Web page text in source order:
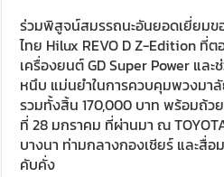
ร่วมพิสูจน์สมรรถนะอันยอดเยี่ยม
ไทย Hilux REVO D Z-Edition ที่
เครื่องยนต์ GD Super Power และ
หนึบ แม่นยำในการควบคุมพวงมา
รวมทั้งสิ้น 170,000 บาท พร้อมถ้ว
ที่ 28 มกราคม ที่ผ่านมา ณ
บางนา ท่ามกลางกองเชียร์ และสื่
คับคั่ง